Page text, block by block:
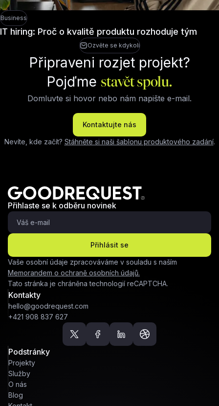
Business
IT hiring: Proč o kvalitě produktu rozhoduje tým
Ozvěte se kdykoli
Připraveni rozjet projekt?
Pojďmestavět spolu.
Domluvte si hovor nebo nám napište e-mail.
Kontaktujte nás
Nevíte, kde začít? Stáhněte si naši šablonu produktového zadání.
Přihlaste se k odběru novinek
Přihlásit se
Vaše osobní údaje zpracováváme v souladu s naším
Memorandem o ochraně osobních údajů.
Tato stránka je chráněna technologií reCAPTCHA.
Kontakty
hello@goodrequest.com
+421 908 837 627
Podstránky
Projekty
Služby
O nás
Blog